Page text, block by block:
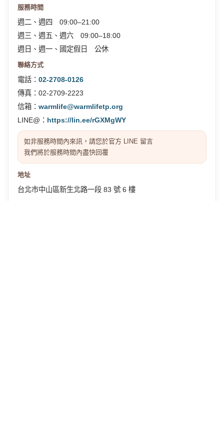
服務時間
週二、週四 09:00–21:00
週三、週五、週六 09:00–18:00
週日、週一、國定假日 公休
聯絡方式
電話： 02-2708-0126
傳真：02-2709-2223
信箱： warmlife@warmlifetp.org
LINE@： https://lin.ee/rGXMgWY
如非服務時間內來訊，請您於官方 LINE 留言
我們將於服務時間內盡快回覆
地址
台北市中山區新生北路一段 83 號 6 樓